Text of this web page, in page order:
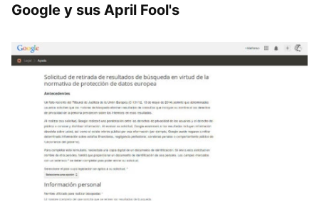
Google y sus April Fool's